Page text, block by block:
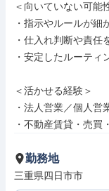
＜向いていない可能
・指示やルールが細
・仕入れ判断や責任
・安定したルーティ
＜活かせる経験＞
・法人営業／個人営
・不動産賃貸・売買
勤務地
三重県四日市市